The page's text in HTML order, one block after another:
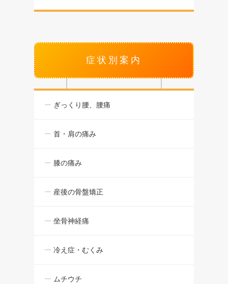
症状別案内
ぎっくり腰、腰痛
首・肩の痛み
膝の痛み
産後の骨盤矯正
坐骨神経痛
冷え症・むくみ
ムチウチ